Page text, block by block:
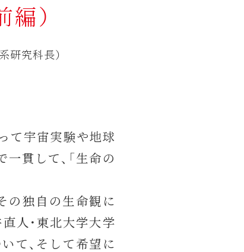
）
研究科長）
て宇宙実験や地球
貫して、「生命の
の独自の生命観に
人・東北大学大学
て、そして希望に